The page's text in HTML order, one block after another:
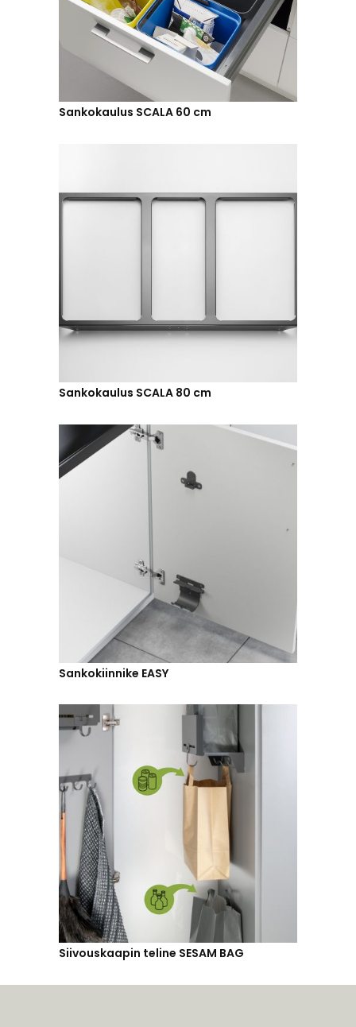
Sankokaulus SCALA 60 cm
Sankokaulus SCALA 80 cm
Sankokiinnike EASY
Siivouskaapin teline SESAM BAG